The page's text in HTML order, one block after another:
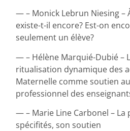
— – Monick Lebrun Niesing –
existe-t-il encore? Est-on
seulement un élève?
— – Hélène Marquié-Dubié –
ritualisation dynamique des
Maternelle comme soutien
professionnel des
— – Marie Line Carbonel – La
spécifités, son soutien